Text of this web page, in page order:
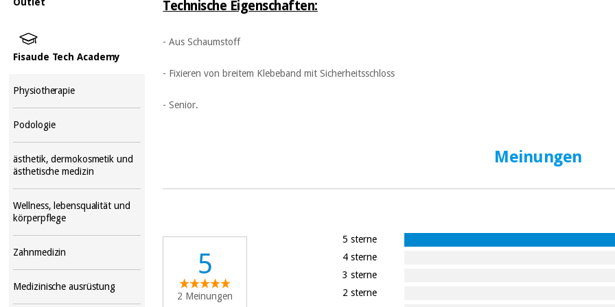
Fisaude Tech Academy
Physiotherapie
Podologie
ästhetik, dermokosmetik und
ästhetische medizin
Wellness, lebensqualität und
körperpflege
Zahnmedizin
Medizinische ausrüstung
Technische Eigenschaften:
- Aus Schaumstoff
- Fixieren von breitem Klebeband mit Sicherheitsschloss
- Senior.
Meinungen
5
2 Meinungen
5 sterne
4 sterne
3 sterne
2 sterne